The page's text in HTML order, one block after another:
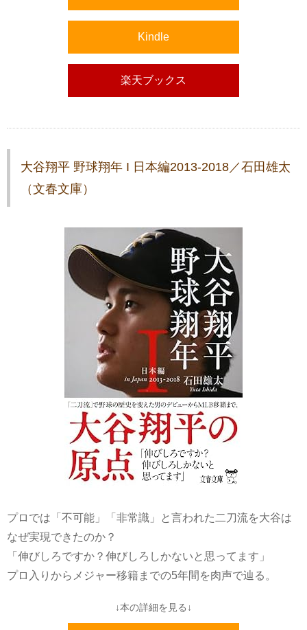
Kindle
楽天ブックス
大谷翔平 野球翔年 I 日本編2013-2018／石田雄太
（文春文庫）
プロでは「不可能」「非常識」と言われた二刀流を大谷は
なぜ実現できたのか？
「伸びしろですか？伸びしろしかないと思ってます」
プロ入りからメジャー移籍までの5年間を肉声で辿る。
↓本の詳細を見る↓